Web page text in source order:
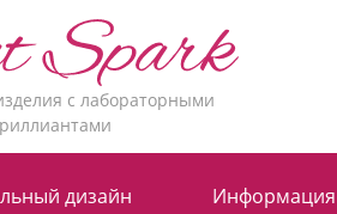
с лабораторными
дизайн Информация